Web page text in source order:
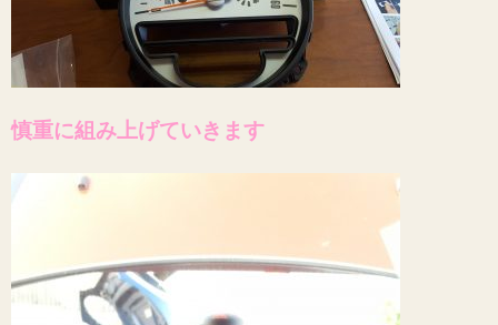
慎重に組み上げていきます